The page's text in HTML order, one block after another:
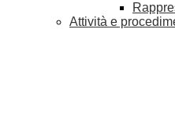
Attività e